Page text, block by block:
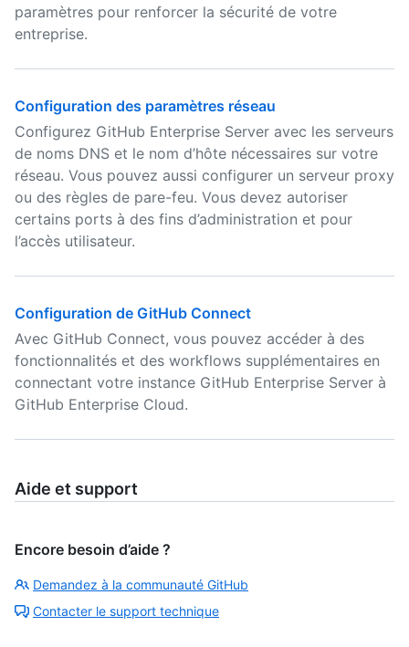
paramètres pour renforcer la sécurité de votre
entreprise.
Configuration des paramètres réseau
Configurez GitHub Enterprise Server avec les serveurs
de noms DNS et le nom d’hôte nécessaires sur votre
réseau. Vous pouvez aussi configurer un serveur proxy
ou des règles de pare-feu. Vous devez autoriser
certains ports à des fins d’administration et pour
l’accès utilisateur.
Configuration de GitHub Connect
Avec GitHub Connect, vous pouvez accéder à des
fonctionnalités et des workflows supplémentaires en
connectant votre instance GitHub Enterprise Server à
GitHub Enterprise Cloud.
Aide et support
Encore besoin d’aide ?
Demandez à la communauté GitHub
Contacter le support technique